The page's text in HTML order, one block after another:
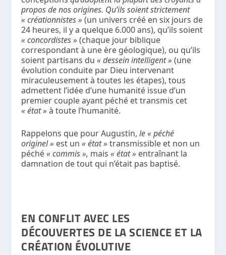
propos de nos origines. Qu’ils soient strictement
« créationnistes » (un univers créé en six jours de
24 heures, il y a quelque 6.000 ans), qu’ils soient
« concordistes » (chaque jour biblique
correspondant à une ère géologique), ou qu’ils
soient partisans du« dessein intelligent » (une
évolution conduite par Dieu intervenant
miraculeusement à toutes les étapes), tous
admettent l’idée d’une humanité issue d’un
premier couple ayant péché et transmis cet
« état » à toute l’humanité.
Rappelons que pour Augustin,le « péché
originel » est un« état » transmissible et non un
péché« commis », mais « état » entraînant la
damnation de tout qui n’était pas baptisé.
EN CONFLIT AVEC LES
DÉCOUVERTES DE LA SCIENCE ET LA
CRÉATION ÉVOLUTIVE